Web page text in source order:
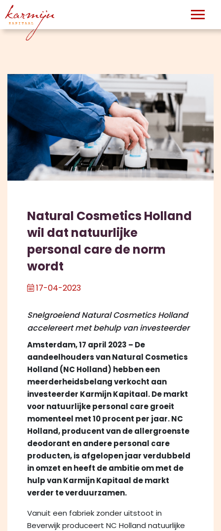
Natural Cosmetics Holland
wil dat natuurlijke
personal care de norm
wordt
17-04-2023
Snelgroeiend Natural Cosmetics Holland
accelereert met behulp van investeerder
Amsterdam, 17 april 2023 – De
aandeelhouders van Natural Cosmetics
Holland (NC Holland) hebben een
meerderheidsbelang verkocht aan
investeerder Karmijn Kapitaal. De markt
voor natuurlijke personal care groeit
momenteel met 10 procent per jaar. NC
Holland, producent van de allergroenste
deodorant en andere personal care
producten, is afgelopen jaar verdubbeld
in omzet en heeft de ambitie om met de
hulp van Karmijn Kapitaal de markt
verder te verduurzamen.
Vanuit een fabriek zonder uitstoot in
Beverwijk produceert NC Holland natuurlijke